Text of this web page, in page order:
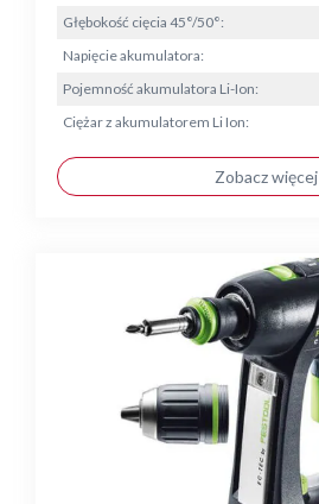
Głębokość cięcia 45°/50°:
Napięcie akumulatora:
Pojemność akumulatora Li-Ion:
Ciężar z akumulatorem Li Ion:
Zobacz więcej